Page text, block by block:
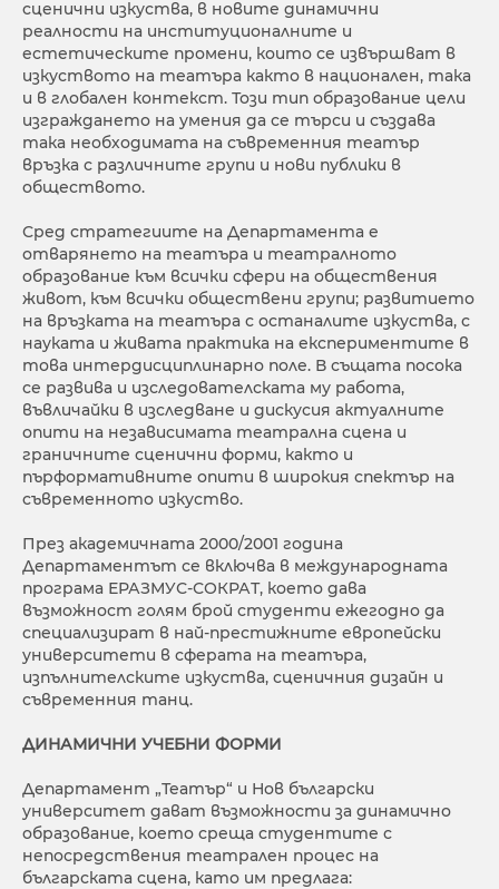
сценични изкуства, в новите динамични
реалности на институционалните и
естетическите промени, които се извършват в
изкуството на театъра както в национален, така
и в глобален контекст. Този тип образование цели
изграждането на умения да се търси и създава
така необходимата на съвременния театър
връзка с различните групи и нови публики в
обществото.
Сред стратегиите на Департамента е
отварянето на театъра и театралното
образование към всички сфери на обществения
живот, към всички обществени групи; развитието
на връзката на театъра с останалите изкуства, с
науката и живата практика на експериментите в
това интердисциплинарно поле. В същата посока
се развива и изследователската му работа,
въвличайки в изследване и дискусия актуалните
опити на независимата театрална сцена и
граничните сценични форми, както и
пърформативните опити в широкия спектър на
съвременното изкуство.
През академичната 2000/2001 година
Департаментът се включва в международната
програма ЕРАЗМУС-СОКРАТ, което дава
възможност голям брой студенти ежегодно да
специализират в най-престижните европейски
университети в сферата на театъра,
изпълнителските изкуства, сценичния дизайн и
съвременния танц.
ДИНАМИЧНИ УЧЕБНИ ФОРМИ
Департамент „Театър“ и Нов български
университет дават възможности за динамично
образование, което среща студентите с
непосредствения театрален процес на
българската сцена, като им предлага: